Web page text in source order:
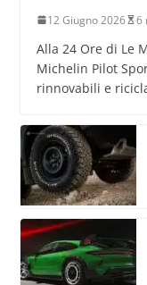
12 Giugno 2026 6
Alla 24 Ore di Le
Michelin Pilot
rinnovabili e